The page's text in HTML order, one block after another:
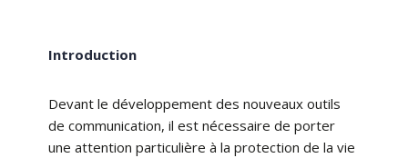
Introduction
Devant le développement des nouveaux outils
de communication, il est nécessaire de porter
une attention particulière à la protection de la vie